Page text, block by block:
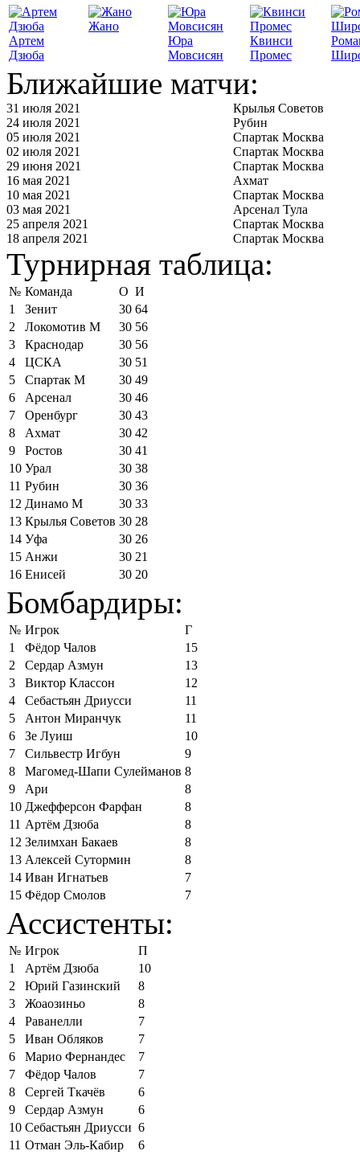
Артем
Дзюба
Жано
Юра
Мовсисян
Квинси
Промес
Ближайшие матчи:
31 июля 2021
Крылья Советов
24 июля 2021
Рубин
05 июля 2021
Спартак Москва
02 июля 2021
Спартак Москва
29 июня 2021
Спартак Москва
16 мая 2021
Ахмат
10 мая 2021
Спартак Москва
03 мая 2021
Арсенал Тула
25 апреля 2021
Спартак Москва
18 апреля 2021
Спартак Москва
Турнирная таблица:
№ Команда О И
1
Зенит 30 64
2
Локомотив М 30 56
3
Краснодар 30 56
4
ЦСКА 30 51
5
Спартак М 30 49
6
Арсенал 30 46
7
Оренбург 30 43
8
Ахмат 30 42
9
Ростов 30 41
10 Урал 30 38
11 Рубин 30 36
12 Динамо М 30 33
13 Крылья Советов 30 28
14 Уфа 30 26
15 Анжи 30 21
16 Енисей 30 20
Бомбардиры:
№ Игрок
Г
1
Фёдор Чалов
15
2
Сердар Азмун
13
3
Виктор Классон
12
4
Себастьян Дриусси
11
5
Антон Миранчук
11
6
Зе Луиш
10
7
Сильвестр Игбун
9
8
Магомед-Шапи Сулейманов 8
9
Ари
8
10 Джефферсон Фарфан
8
11 Артём Дзюба
8
12 Зелимхан Бакаев
8
13 Алексей Сутормин
8
14 Иван Игнатьев
7
15 Фёдор Смолов 7
Ассистенты:
№ Игрок
П
1
Артём Дзюба
10
2
Юрий Газинский
8
3
Жоаозиньо
8
4
Раванелли
7
5
Иван Обляков
7
6
Марио Фернандес
7
7
Фёдор Чалов
7
8
Сергей Ткачёв
6
9
Сердар Азмун
6
10 Себастьян Дриусси 6
11 Отман Эль-Кабир 6